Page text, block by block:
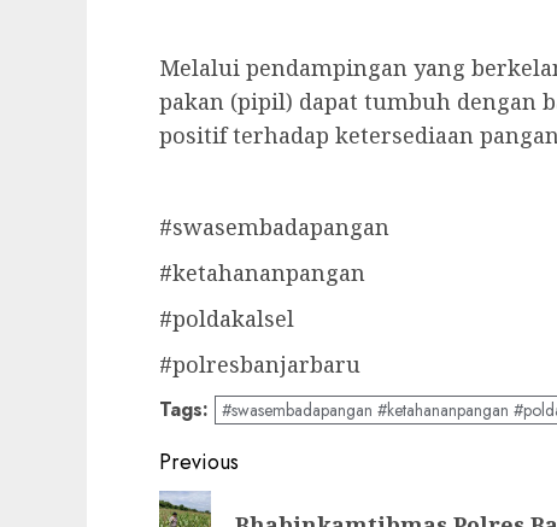
Melalui pendampingan yang
pakan (pipil) dapat tumbuh dengan
positif terhadap ketersediaan
#swasembadapangan
#ketahananpangan
#poldakalsel
#polresbanjarbaru
Tags: #swasembadapangan #ketahananpangan
Previous